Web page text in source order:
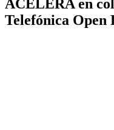
ACELERA en
Telefónica Open